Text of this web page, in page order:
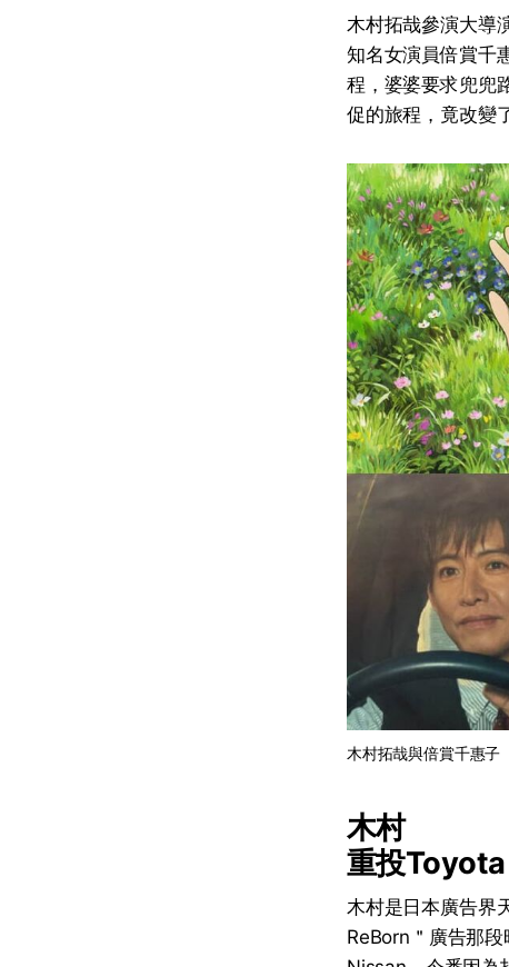
木村拓哉參演大導
知名女演員倍賞千
程，婆婆要求兜兜
促的旅程，竟改變
木村拓哉與倍賞千惠子
木村
重投Toyota
木村是日本廣告界
ReBorn＂廣告那